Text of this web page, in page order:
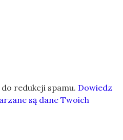
redukcji spamu. Dowiedz
są dane Twoich